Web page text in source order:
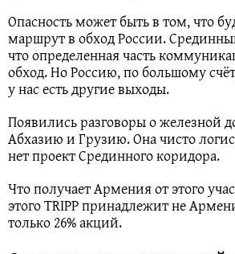
Опасность может быть в том, что
маршрут в обход России.
что определенная часть
обход. Но Россию, по большому
у нас есть другие выходы.
Появились разговоры о железной
Абхазию и Грузию. Она чисто
нет проект Срединного коридора.
Что получает Армения от этого
этого TRIPP принадлежит не
только 26% акций.